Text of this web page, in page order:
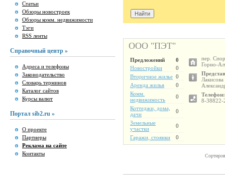
Статьи
Обзоры новостроек
Обзоры комм. недвижимости
Тэги
RSS ленты
Справочный центр »
Адреса и телефоны
Законодательство
Словарь терминов
Каталог сайтов
Курсы валют
Портал sib2.ru »
О проекте
Партнеры
Реклама на сайте
Контакты
ООО "ПЭТ"
Предложений
0
Новостройки
0
Вторичное жилье 0
Аренда жилья
0
Комм.
недвижимость
0
Коттеджи, дома,
дачи
0
Земельные
участки
0
Гаражи, стоянки
0
пер.
Горно-
Лакисова
Телефон:
8-38822-